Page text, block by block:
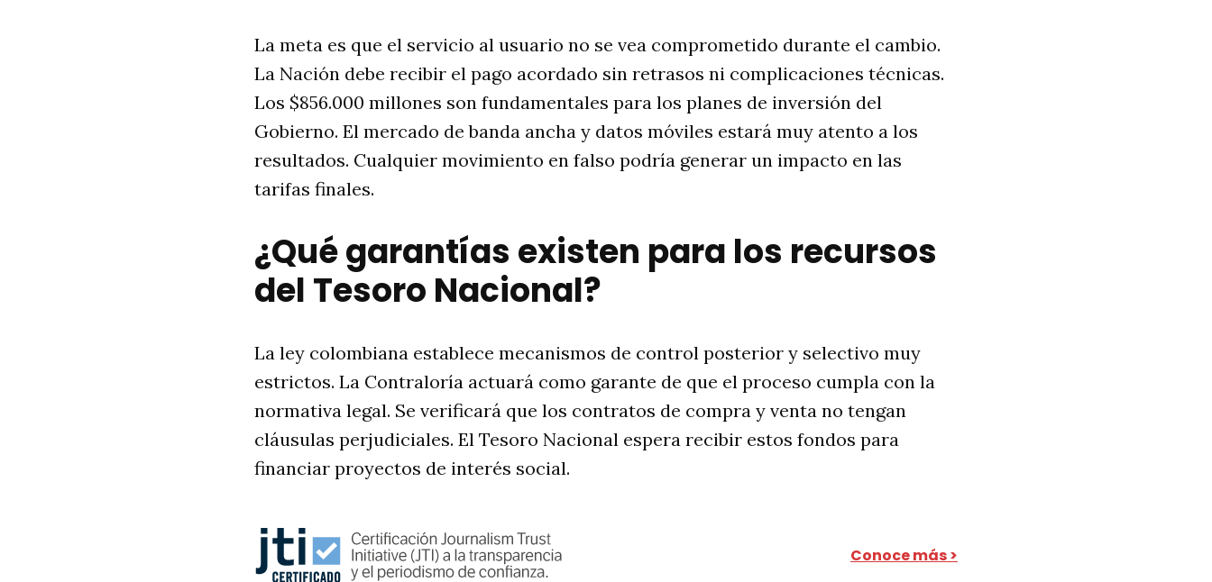
La meta es que el servicio al usuario no se vea comprometido durante el cambio.
La Nación debe recibir el pago acordado sin retrasos ni complicaciones técnicas.
Los $856.000 millones son fundamentales para los planes de inversión del
Gobierno. El mercado de banda ancha y datos móviles estará muy atento a los
resultados. Cualquier movimiento en falso podría generar un impacto en las
tarifas finales.
¿Qué garantías existen para los recursos
del Tesoro Nacional?
La ley colombiana establece mecanismos de control posterior y selectivo muy
estrictos. La Contraloría actuará como garante de que el proceso cumpla con la
normativa legal. Se verificará que los contratos de compra y venta no tengan
cláusulas perjudiciales. El Tesoro Nacional espera recibir estos fondos para
financiar proyectos de interés social.
Conoce más >